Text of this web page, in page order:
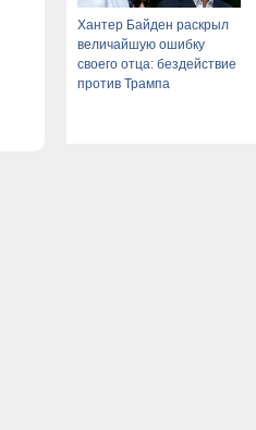
Хантер Байден раскрыл
величайшую ошибку
своего отца: бездействие
против Трампа